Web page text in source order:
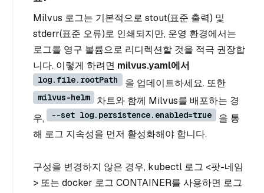
Milvus 로그는 기본적으로 stout(표준 출력) 및
stderr(표준 오류)로 인쇄되지만, 운영 환경에서는
로그를 영구 볼륨으로 리디렉션할 것을 적극 권장합
니다. 이렇게 하려면 milvus.yaml에서
log.file.rootPath 을 업데이트하세요. 또한
milvus-helm
차트와 함께 Milvus를 배포하는 경
우,
--set log.persistence.enabled=true
을 통
해 로그 지속성을 먼저 활성화해야 합니다.
구성을 변경하지 않은 경우, kubectl 로그 <팟-네임
> 또는 docker 로그 CONTAINER를 사용하면 로그